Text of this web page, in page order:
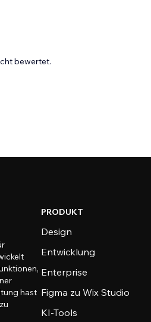
bewertet.
hast
PRODUKT
Design
Entwicklung
Enterprise
Figma zu Wix Studio
KI-Tools